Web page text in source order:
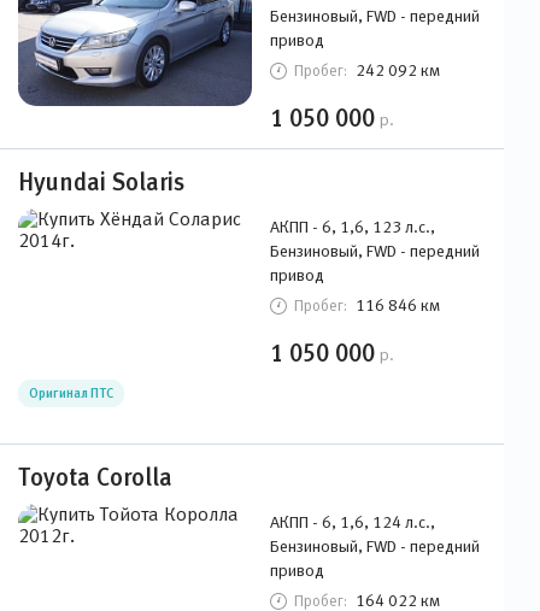
Бензиновый, FWD - передний
привод
Пробег: 242 092 км
1 050 000 р.
Hyundai Solaris
АКПП - 6, 1,6, 123 л.с.,
Бензиновый, FWD - передний
привод
Пробег: 116 846 км
1 050 000 р.
Оригинал ПТС
Toyota Corolla
АКПП - 6, 1,6, 124 л.с.,
Бензиновый, FWD - передний
привод
Пробег: 164 022 км